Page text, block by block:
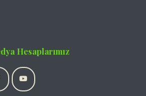
Hesaplarımız